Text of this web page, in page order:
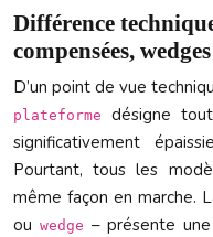
Différence
compensées,
D’un point de vue
plateforme
désigne
significativement
Pourtant, tous les
même façon en marche.
ou wedge – présente